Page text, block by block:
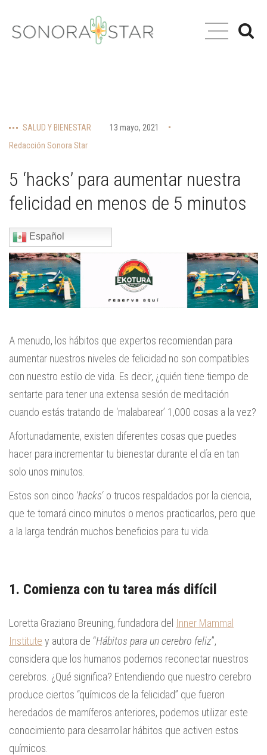
SALUD Y BIENESTAR
13 mayo, 2021
Redacción Sonora Star
5 ‘hacks’ para aumentar nuestra
felicidad en menos de 5 minutos
Español
A menudo, los hábitos que expertos recomiendan para
aumentar nuestros niveles de felicidad no son compatibles
con nuestro estilo de vida. Es decir, ¿quién tiene tiempo de
sentarte para tener una extensa sesión de meditación
cuando estás tratando de ‘malabarear’ 1,000 cosas a la vez?
Afortunadamente, existen diferentes cosas que puedes
hacer para incrementar tu bienestar durante el día en tan
solo unos minutos.
Estos son cinco ‘hacks‘ o trucos respaldados por la ciencia,
que te tomará cinco minutos o menos practicarlos, pero que
a la larga tendrán muchos beneficios para tu vida.
1. Comienza con tu tarea más difícil
Loretta Graziano Breuning, fundadora del Inner Mammal
Institute y autora de “Hábitos para un cerebro feliz”,
considera que los humanos podemos reconectar nuestros
cerebros. ¿Qué significa? Entendiendo que nuestro cerebro
produce ciertos “químicos de la felicidad” que fueron
heredados de mamíferos anteriores, podemos utilizar este
conocimiento para desarrollar hábitos que activen estos
químicos.